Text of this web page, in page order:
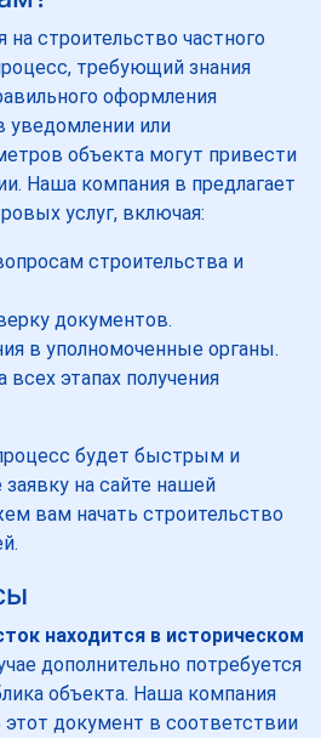
строительство частного
требующий знания
оформления
уведомлении или
объекта могут привести
Наша компания в предлагает
услуг, включая:
строительства и
документов.
в уполномоченные органы.
этапах получения
будет быстрым и
на сайте нашей
вам начать строительство
находится в историческом
дополнительно потребуется
объекта. Наша компания
документ в соответствии